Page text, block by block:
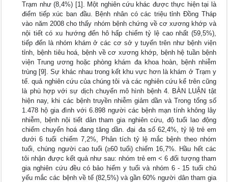
Trạm như (8,4%) [1]. Một nghiên cứu khác được thực hiện tại là
điểm tiếp xúc ban đầu. Bệnh nhân có các triệu tỉnh Đồng Tháp
vào năm 2008 cho thấy nhóm bệnh chứng về cơ xương khớp và
nội tiết có xu hướng đến hô hấp chiếm tỷ lệ cao nhất (59,5%),
tiếp đến là nhóm khám ở các cơ sở y tuyến trên như bệnh viện
tỉnh, bệnh tiêu hoá, bệnh về cơ xương khớp, bệnh hệ tuần bệnh
viện Trung ương hoặc phòng khám đa khoa hoàn, bệnh nhiễm
trùng [9]. Sự khác nhau trong kết khu vực hơn là khám ở Trạm y
tế. quả nghiên cứu của chúng tôi và các nghiên cứu kể trên cũng
là phù hợp với sự dịch chuyển mô hình bệnh 4. BÀN LUẬN tật
hiện nay, khi các bệnh truyền nhiễm giảm dần và Trong tổng số
1.478 hộ gia đình với 6.898 người các bệnh mạn tính không lây
nhiễm, bệnh nội tiết dân tham gia nghiên cứu, độ tuổi lao động
chiếm chuyển hoá đang tăng dần. đại đa số 62,4%, tỷ lệ trẻ em
dưới 6 tuổi chiếm 7,2%, Phân tích tỷ lệ mắc bệnh theo nhóm
tuổi, chúng người cao tuổi (≥60 tuổi) chiếm 16,7%. Hầu hết các
tôi nhận được kết quả như sau: nhóm trẻ em < 6 đối tượng tham
gia nghiên cứu đều có bảo hiểm y tuổi và nhóm 6 - 15 tuổi chủ
yếu mắc các bệnh về tế (82,5%) và gần 60% người dân tham gia